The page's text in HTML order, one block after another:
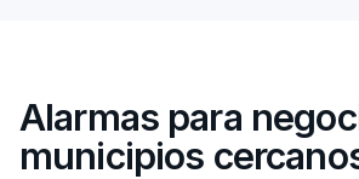
Alarmas para
municipios